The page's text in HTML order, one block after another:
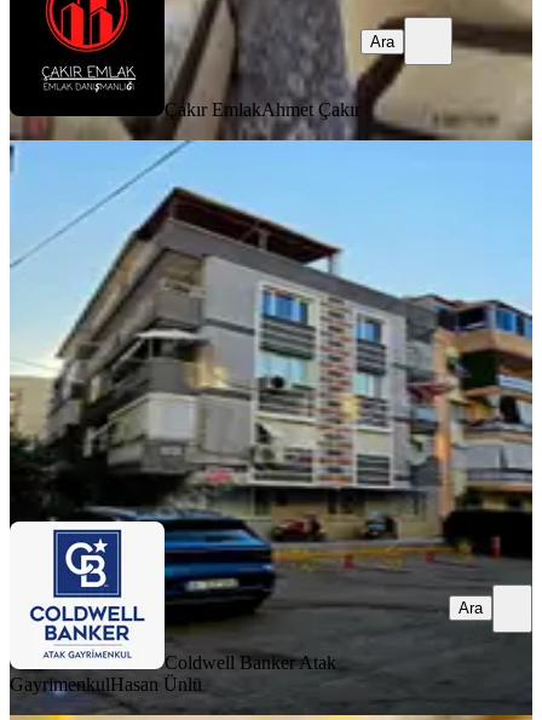
Çakır EmlakAhmet Çakır
Ara
YENİ
Balçova Çetin Emeçte Otoparklı 134
M2 Full Eşyalı
Balçova, Çetin Emeç Mahallesi
3+1·145 m² ·2. Kat·06.08.2026
8.950.000 ₺
Coldwell Banker Atak GayrimenkulHasan Ünlü
Coldwell Banker Atak
GayrimenkulHasan Ünlü
Ara